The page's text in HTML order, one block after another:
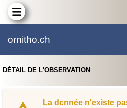
ornitho.ch
DÉTAIL DE L'OBSERVATION
La donnée n'existe